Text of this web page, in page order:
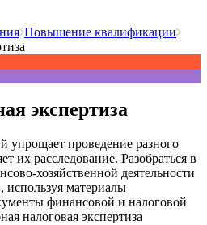
Повышение квалификации
экспертиза
упрощает проведение разного
их расследование. Разобраться в
хозяйственной деятельности
используя материалы
финансовой и налоговой
налоговая экспертиза